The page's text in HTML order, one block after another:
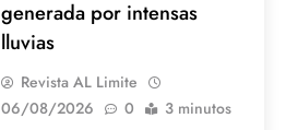
generada por intensas
lluvias
Revista AL Limite
06/08/2026
0 3 minutos